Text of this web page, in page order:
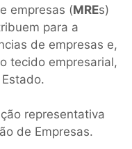
empresas (MREs)
para a
de empresas e,
tecido empresarial,
representativa
de Empresas.